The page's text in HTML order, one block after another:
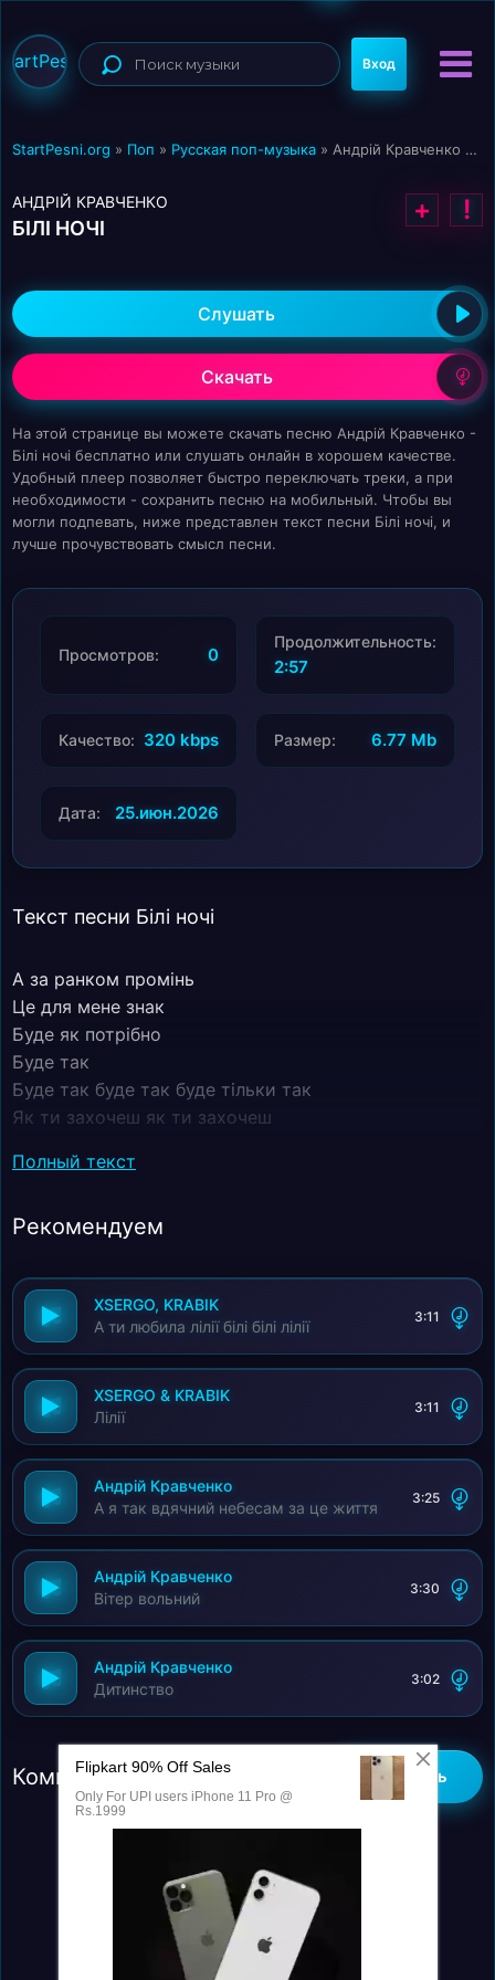
Вход
StartPesni.org » Поп » Русская поп-музыка » Андрій Кравченко - Білі ночі
АНДРІЙ КРАВЧЕНКО
БІЛІ НОЧІ
+ !
Слушать
Скачать
На этой странице вы можете скачать песню Андрій Кравченко -
Білі ночі бесплатно или слушать онлайн в хорошем качестве.
Удобный плеер позволяет быстро переключать треки, а при
необходимости - сохранить песню на мобильный. Чтобы вы
могли подпевать, ниже представлен текст песни Білі ночі, и
лучше прочувствовать смысл песни.
Просмотров: 0
Продолжительность:
2:57
Качество: 320 kbps Размер: 6.77 Mb
Дата: 25.июн.2026
Текст песни Білі ночі
А за ранком промінь
Це для мене знак
Буде як потрібно
Буде так
Буде так буде так буде тільки так
Як ти захочеш як ти захочеш
Білі ночі білі ночі
Небокрай спіймав
Так як я казав
Полный текст
Рекомендуем
XSERGO, KRABIK
А ти любила лілії білі білі лілії
3:11
XSERGO & KRABIK
Лілії
3:11
Андрій Кравченко
А я так вдячний небесам за це життя
3:25
Андрій Кравченко
Вітер вольний
3:30
Андрій Кравченко
Дитинство
3:02
Комментарии (0) Добавить